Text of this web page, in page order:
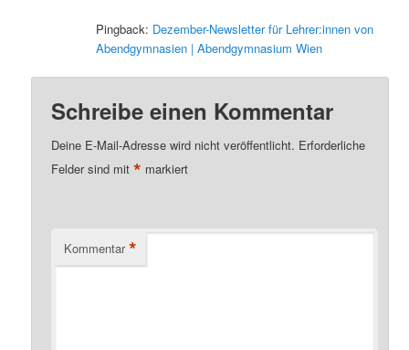
Pingback: Dezember-Newsletter für Lehrer:innen von
Abendgymnasien | Abendgymnasium Wien
Schreibe einen Kommentar
Deine E-Mail-Adresse wird nicht veröffentlicht. Erforderliche
Felder sind mit* markiert
Kommentar *